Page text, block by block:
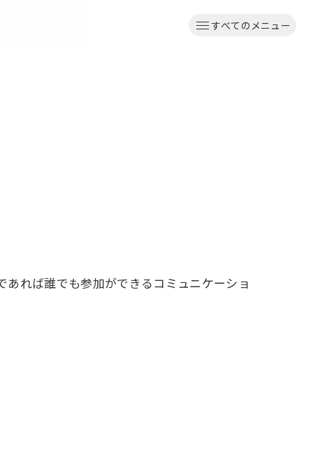
すべてのメニュー
れば誰でも参加ができるコミュニケーショ